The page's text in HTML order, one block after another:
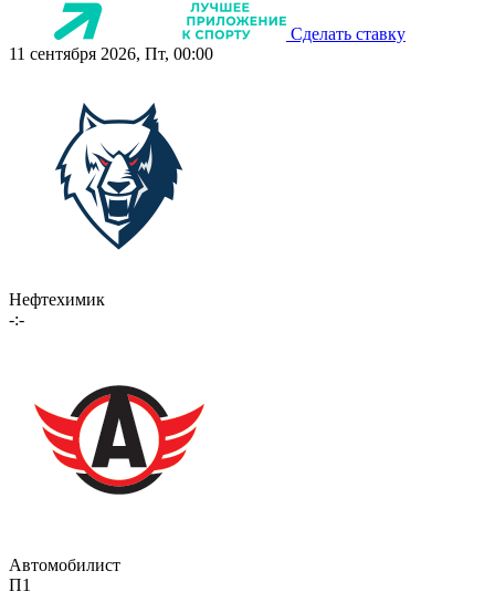
Сделать ставку
11 сентября 2026, Пт, 00:00
Нефтехимик
-:-
Автомобилист
П1